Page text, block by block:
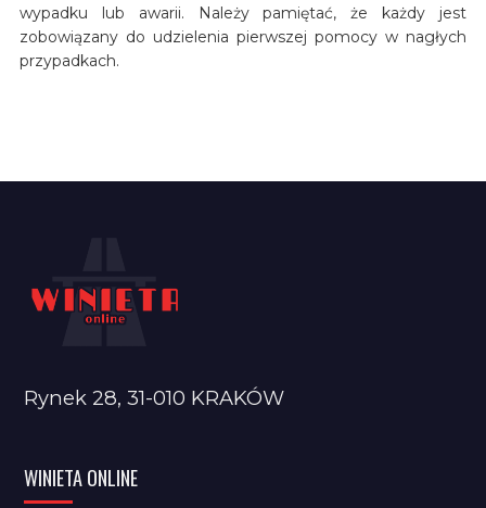
wypadku lub awarii. Należy pamiętać, że każdy jest
zobowiązany do udzielenia pierwszej pomocy w nagłych
przypadkach.
Rynek 28, 31-010 KRAKÓW
WINIETA ONLINE